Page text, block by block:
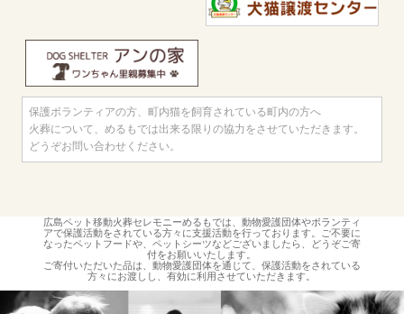
保護ボランティアの方、町内猫を飼育されている町内の方へ
火葬について、めるもでは出来る限りの協力をさせていただきます。
どうぞお問い合わせください。
広島ペット移動火葬セレモニーめるもでは、動物愛護団体やボランティ
アで保護活動をされている方々に支援活動を行っております。ご不要に
なったペットフードや、ペットシーツなどございましたら、どうぞご寄
付をお願いいたします。
ご寄付いただいた品は、動物愛護団体を通じて、保護活動をされている
方々にお渡しし、有効に利用させていただきます。